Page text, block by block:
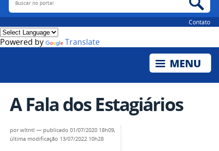
Contato
Powered by Translate
A Fala dos Estagiários
porwltntl — publicado 01/07/2020 18h09,
última modificação 13/07/2022 10h28